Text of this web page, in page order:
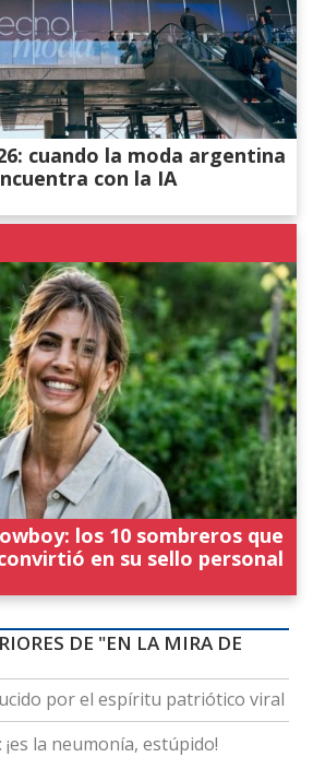
cuando la moda argentina
con la IA
los 10 sombreros que
en su sello personal
DE "EN LA MIRA DE
por el espíritu patriótico viral
la neumonía, estúpido!